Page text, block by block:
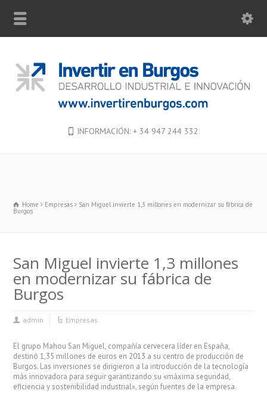
INFORMACIÓN: + 34 947 244 332
Home Empresas San Miguel invierte 1,3 millones en modernizar su fábrica de
Burgos
San Miguel invierte 1,3 millones
en modernizar su fábrica de
Burgos
admin Empresas
El grupo Mahou San Miguel, compañía cervecera líder en España,
destinó 1,35 millones de euros en 2013 a su centro de producción de
Burgos. Las inversiones se dirigieron a la introducción de la tecnología
más innovadora para seguir garantizando su «máxima seguridad,
eficiencia y sostenibilidad industrial», según fuentes de la empresa.